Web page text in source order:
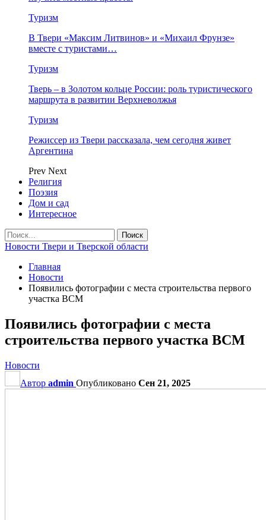
Туризм
В Твери «Максим Литвинов» и «Михаил Фрунзе»
вместе с туристами…
Туризм
Тверь – в Золотом кольце России: роль туристического
маршрута в развитии Верхневолжья
Туризм
Режиссер из Твери рассказала, чем сегодня живет
Аргентина
Prev Next
Религия
Поэзия
Дом и сад
Интересное
Новости Твери и Тверской области
Главная
Новости
Появились фотографии с места строительства первого
участка ВСМ
Появились фотографии с места
строительства первого участка ВСМ
Новости
Автор admin Опубликовано Сен 21, 2025